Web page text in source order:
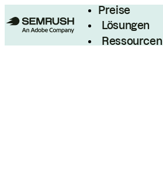
Preise
Lösungen
Ressourcen